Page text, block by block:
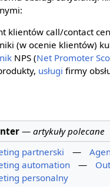
klientów call/contact
(w ocenie klientów)
NPS (Net Promoter
usługi firmy
— artykuły polecane
partnerski
—
automation
—
personalny